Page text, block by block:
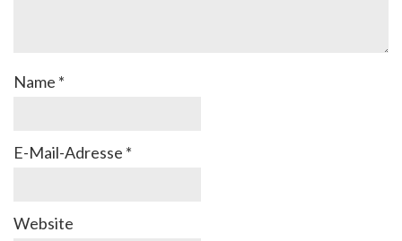
Name *
E-Mail-Adresse *
Website